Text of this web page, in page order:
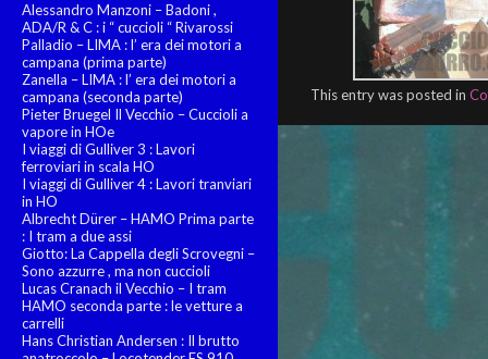
Alessandro Manzoni – Badoni ,
ADA/R & C : i “ cuccioli “ Rivarossi
Palladio – LIMA : l’ era dei motori a
campana (prima parte)
Zanella – LIMA : l’ era dei motori a
campana (seconda parte)
Pieter Bruegel Il Vecchio – Cuccioli a
vapore in HOe
I viaggi di Gulliver 3 : Lavori
ferroviari in scala HO
I viaggi di Gulliver 4 : Lavori tranviari
in HO
Albrecht Dürer – HAMO Prima parte
: I tram a due assi
Giotto: La Cappella degli Scrovegni –
Sono azzurre , ma non cuccioli
Lucas Cranach il Vecchio – I tram
HAMO seconda parte : le vetture a
carrelli
Hans Christian Andersen : Il brutto
This entry was posted in